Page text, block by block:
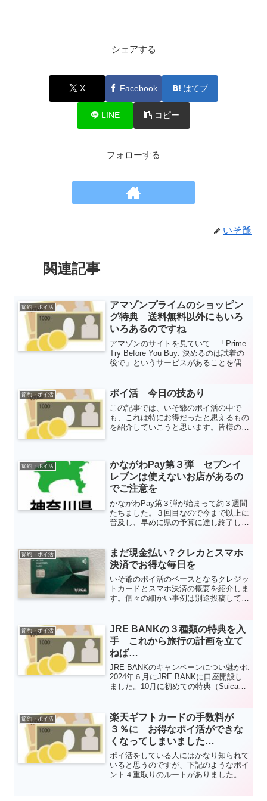
シェアする
X Facebook はてブ
LINE コピー
フォローする
いそ爺
関連記事
節約・ポイ活
アマゾンプライムのショッピン
グ特典 送料無料以外にもいろ
いろあるのですね
アマゾンのサイトを見ていて 「Prime
Try Before You Buy: 決めるのは試着の
後で」というサービスがあることを偶然
が、このような特典もあるのですね。1
か月の無料お試し期間を利用してこのサ
ービスを試してみました。
節約・ポイ活 ポイ活 今日の技あり
この記事では、いそ爺のポイ活の中で
も、これは特にお得だったと思えるもの
を紹介していこうと思います。皆様の参
節約・ポイ活
かながわPay第３弾 セブンイ
レブンは使えないお店があるの
でご注意を
かながわPay第３弾が始まって約３週間
たちました。３回目なので今まで以上に
普及し、早めに県の予算に達し終了して
舗を探せますが、実際と異なっている場
合があるのでご注意ください。
節約・ポイ活
まだ現金払い？クレカとスマホ
決済でお得な毎日を
いそ爺のポイ活のベースとなるクレジッ
トカードとスマホ決済の概要を紹介しま
す。個々の細かい事例は別途投稿してい
節約・ポイ活
JRE BANKの３種類の特典を入
手 これから旅行の計画を立て
ねば…
JRE BANKのキャンペーンについ魅かれ
2024年６月にJRE BANKに口座開設し
ました。10月に初めての特典（Suicaグ
ので、その経緯を紹介したいと思いま
す。３種類の特典の使い方はわかりまし
たが、どう活用していくか頭を悩ませそ
うです(^_^;;)
節約・ポイ活
楽天ギフトカードの手数料が
３％に お得なポイ活ができな
くなってしまいました…
ポイ活をしている人にはかなり知られて
いると思うのですが、下記のようなポイ
ント４重取りのルートがありました。と